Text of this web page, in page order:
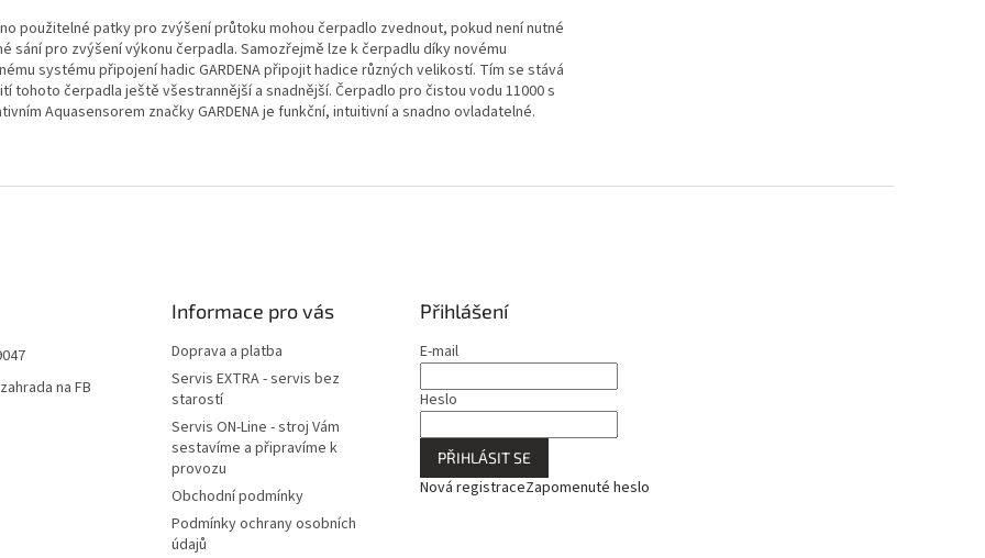
použitelné patky pro zvýšení průtoku mohou čerpadlo zvednout, pokud není nutné
sání pro zvýšení výkonu čerpadla. Samozřejmě lze k čerpadlu díky novému
systému připojení hadic GARDENA připojit hadice různých velikostí. Tím se stává
tohoto čerpadla ještě všestrannější a snadnější. Čerpadlo pro čistou vodu 11000 s
Aquasensorem značky GARDENA je funkční, intuitivní a snadno ovladatelné.
na FB
Informace pro vás
Doprava a platba
Servis EXTRA - servis bez
starostí
Servis ON-Line - stroj Vám
sestavíme a připravíme k
provozu
Obchodní podmínky
Podmínky ochrany osobních
údajů
Přihlášení
E-mail
Heslo
PŘIHLÁSIT SE
Nová registraceZapomenuté heslo